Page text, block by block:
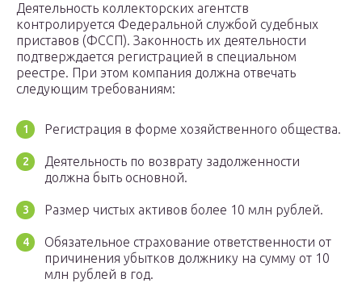
Деятельность коллекторских агентств
контролируется Федеральной службой судебных
приставов (ФССП). Законность их деятельности
подтверждается регистрацией в специальном
реестре. При этом компания должна отвечать
следующим требованиям:
Регистрация в форме хозяйственного общества.
Деятельность по возврату задолженности
должна быть основной.
Размер чистых активов более 10 млн рублей.
Обязательное страхование ответственности от
причинения убытков должнику на сумму от 10
млн рублей в год.